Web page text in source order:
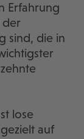
Erfahrung
der
sind, die in
lose
auf